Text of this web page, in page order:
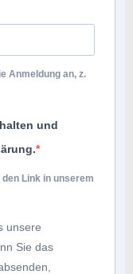
Anmeldung an, z.
und
Link in unserem
unsere
Sie das